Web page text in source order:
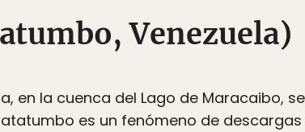
Venezuela)
en la cuenca del Lago de Maracaibo,
es un fenómeno de